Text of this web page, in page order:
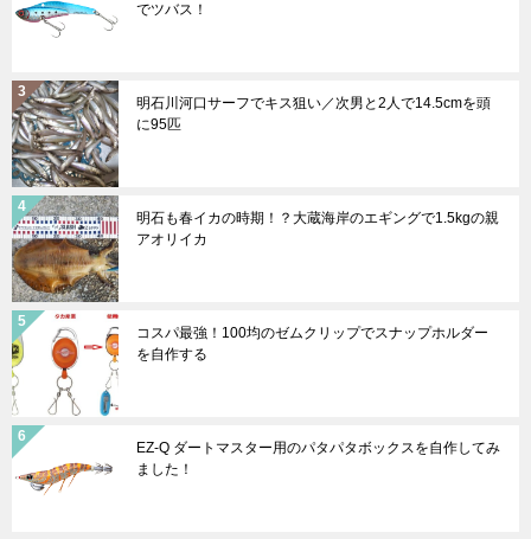
でツバス！
明石川河口サーフでキス狙い／次男と2人で14.5cmを頭
に95匹
明石も春イカの時期！？大蔵海岸のエギングで1.5kgの親
アオリイカ
コスパ最強！100均のゼムクリップでスナップホルダー
を自作する
EZ-Q ダートマスター用のパタパタボックスを自作してみ
ました！